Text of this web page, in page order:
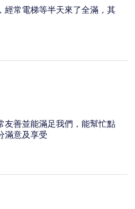
經常電梯等半天來了全滿，其
友善並能滿足我們，能幫忙點
滿意及享受